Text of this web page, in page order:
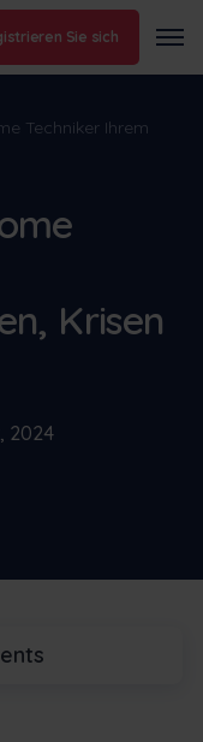
Sie sich
Techniker Ihrem
Krisen
2024